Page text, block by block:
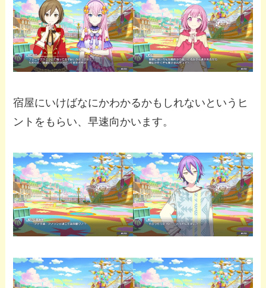
宿屋にいけばなにかわかるかもしれないというヒ
ントをもらい、早速向かいます。